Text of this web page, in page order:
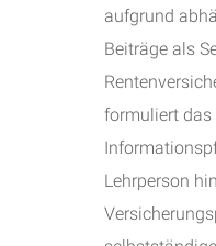
aufgrund
Beiträge als
formuliert das
Lehrperson